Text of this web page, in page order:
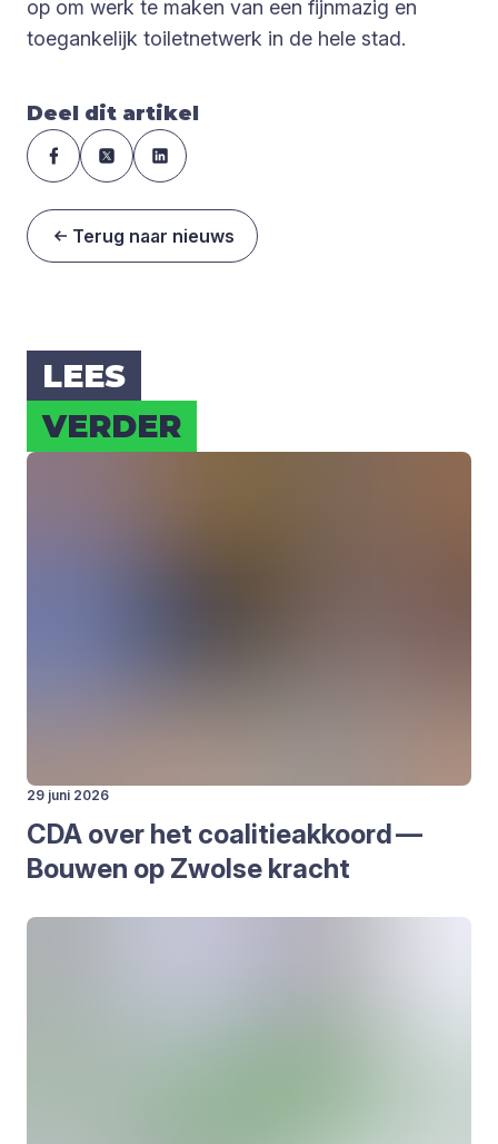
op om werk te maken van een fijnmazig en
toegankelijk toiletnetwerk in de hele stad.
Deel dit artikel
Terug naar nieuws
LEES
VER­DER
29 juni 2026
CDA over het coa­li­tie­ak­koord —
Bou­wen op Zwol­se kracht